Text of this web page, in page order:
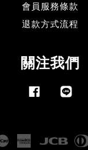
會員服務條款
退款方式流程
關注我們
Facebook
Master AmericanJCB